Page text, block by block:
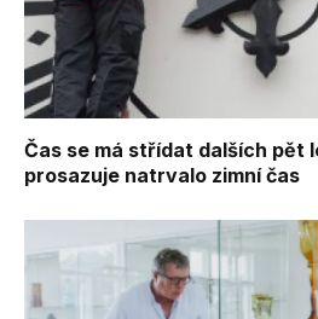
Čas se má střídat dalších pět
prosazuje natrvalo zimní čas